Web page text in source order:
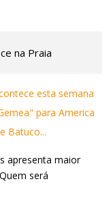
na Praia
esta semana
para America
Batuco...
apresenta maior
será